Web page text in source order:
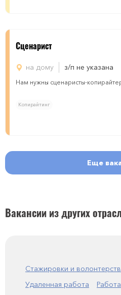
Сценарист
на дому з/п не указана
Нам нужны сценаристы-
Копирайтинг
Еще
Вакансии из других
Стажировки и
Удаленная работа